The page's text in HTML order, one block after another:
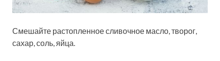
Смешайте растопленное сливочное масло, творог,
сахар, соль, яйца.